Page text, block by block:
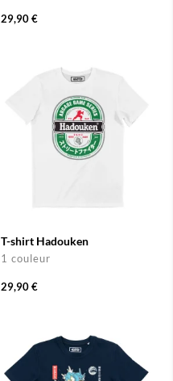
29,90 €
T-shirt Hadouken
1 couleur
29,90 €